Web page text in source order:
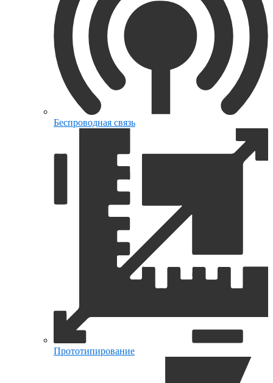
Беспроводная связь
Прототипирование